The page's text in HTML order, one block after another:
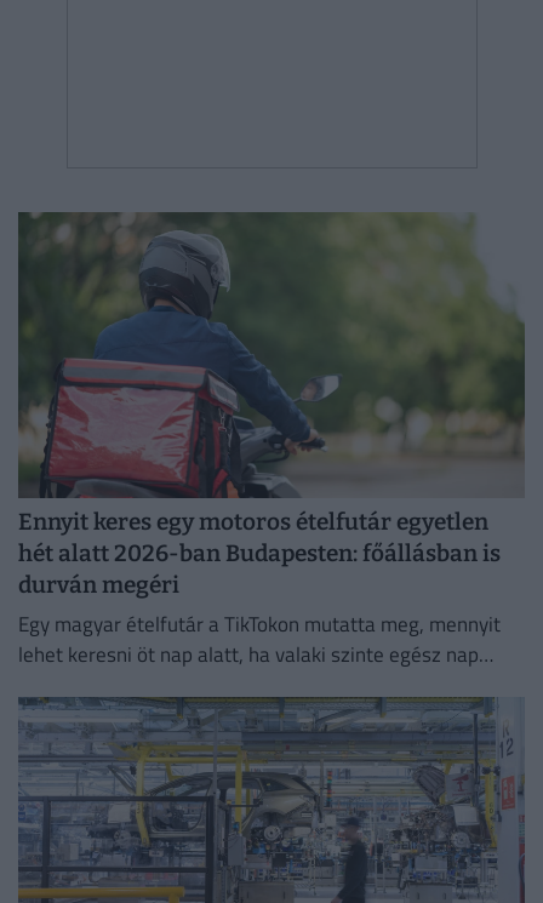
Ennyit keres egy motoros ételfutár egyetlen
hét alatt 2026-ban Budapesten: főállásban is
durván megéri
Egy magyar ételfutár a TikTokon mutatta meg, mennyit
lehet keresni öt nap alatt, ha valaki szinte egész nap